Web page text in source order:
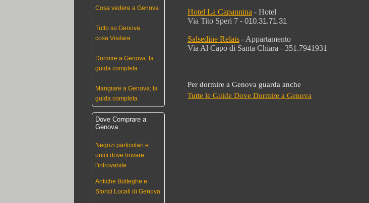
Hotel La Capannina - Hotel
Via Tito Speri 7 - 010.31.71.31
Salsedine Relais - Appartamento
Via Al Capo di Santa Chiara - 351.7941931
Per dormire a Genova guarda anche
Tutte le Guide Dove Dormire a Genova
Cosa vedere a Genova
Tutto su Genova
cosa Visitare
Dormire a Genova: la
guida completa
Mangiare a Genova: la
guida completa
Dove Comprare a
Genova
Negozi particolari e
unici dove trovare
l'introvabile
Antiche Botteghe e
Storici Locali di Genova